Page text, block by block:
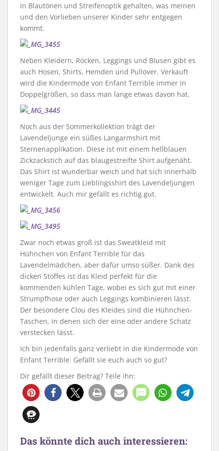
in Blautönen und Streifenoptik gehalten, was meinen
und den Vorlieben unserer Kinder sehr entgegen
kommt.
Neben Kleidern, Röcken, Leggings und Blusen gibt es
auch Hosen, Shirts, Hemden und Pullover. Verkauft
wird die Kindermode von Enfant Terrible immer in
Doppelgrößen, so dass man lange etwas davon hat.
Noch aus der Sommerkollektion trägt der
Lavendeljunge ein süßes Langarmshirt mit
Sternenapplikation. Diese ist mit einem hellblauen
Zickzackstich auf das blaugestreifte Shirt aufgenäht.
Das Shirt ist wunderbar weich und hat sich innerhalb
weniger Tage zum Lieblingsshirt des Lavendeljungen
entwickelt. Auch mir gefällt es richtig gut.
Zwar noch etwas groß ist das Sweatkleid mit
Hühnchen von Enfant Terrible für das
Lavendelmädchen, aber dafür umso süßer. Dank des
dicken Stoffes ist das Kleid perfekt für die
kommenden kühlen Tage, wobei es sich gut mit einer
Strumpfhose oder auch Leggings kombinieren lässt.
Der besondere Clou des Kleides sind die Hühnchen-
Taschen, in denen sich der eine oder andere Schatz
verstecken lässt.
Ich bin jedenfalls ganz verliebt in die Kindermode von
Enfant Terrible. Gefällt sie euch auch so gut?
Dir gefällt dieser Beitrag? Teile ihn:
1
Das könnte dich auch interessieren: